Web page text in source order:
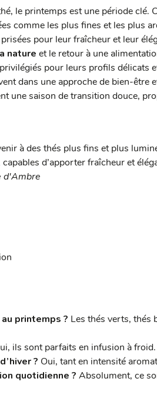
le printemps est une période clé.
comme les plus fines et les plus
pour leur fraîcheur et leur
nature et le retour à une
pour leurs profils délicats
dans une approche de bien-être
une saison de transition douce,
à des thés plus fins et plus
d’apporter fraîcheur et
d'Ambre
printemps ? Les thés verts, thés
ils sont parfaits en infusion à froid.
? Oui, tant en intensité
quotidienne ? Absolument, ce